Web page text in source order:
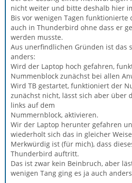
nicht weiter und bitte deshalb hier
Bis vor wenigen Tagen funktionierte
auch in Thunderbird ohne dass er
werden musste.
Aus unerfindlichen Gründen ist das
anders:
Wird der Laptop hoch gefahren,
Nummenblock zunächst bei allen
Wird TB gestartet, funktioniert der
zunächst nicht, lässt sich aber über
links auf dem
Nummernblock, aktivieren.
Wir der Laptop herunter gefahren
wiederholt sich das in gleicher
Merkwürdig ist (für mich), dass
Thunderbird auftritt.
Das ist zwar kein Beinbruch, aber
wenigen Tang ging es ja auch